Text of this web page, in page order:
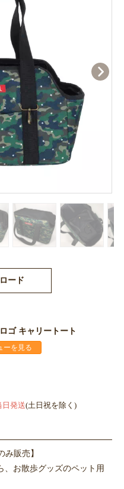
ード
ゴ キャリートート
ーを見る
日発送(土日祝を除く)
販売】
お散歩グッズのペット用